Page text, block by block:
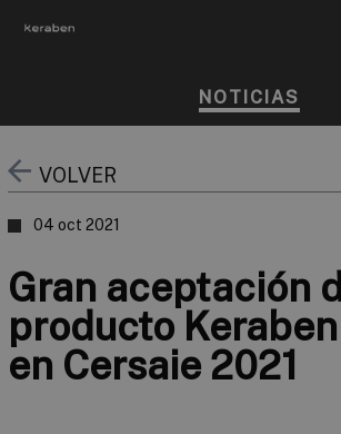
NOTICIAS
VOLVER
04 oct 2021
Gran aceptación
producto
en Cersaie 2021